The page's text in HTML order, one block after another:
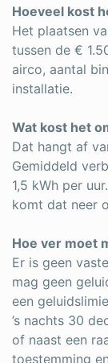
Hoeveel kost
Het plaatsen
tussen de €
airco, aantal
installatie.
Wat kost het
Dat hangt af
Gemiddeld
1,5 kWh per
komt dat neer
Hoe ver moet
Er is geen
mag geen
een
’s nachts 30
of naast een
toestemming